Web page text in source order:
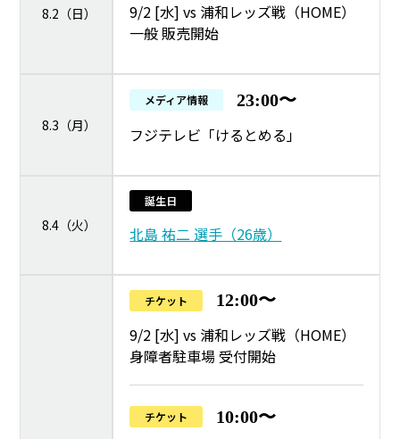
8.2（日）
9/2 [水] vs 浦和レッズ戦（HOME）
一般 販売開始
8.3（月）
メディア情報 23:00〜
フジテレビ「けるとめる」
8.4（火）
誕生日
北島 祐二 選手（26歳）
チケット 12:00〜
9/2 [水] vs 浦和レッズ戦（HOME）
身障者駐車場 受付開始
チケット 10:00〜